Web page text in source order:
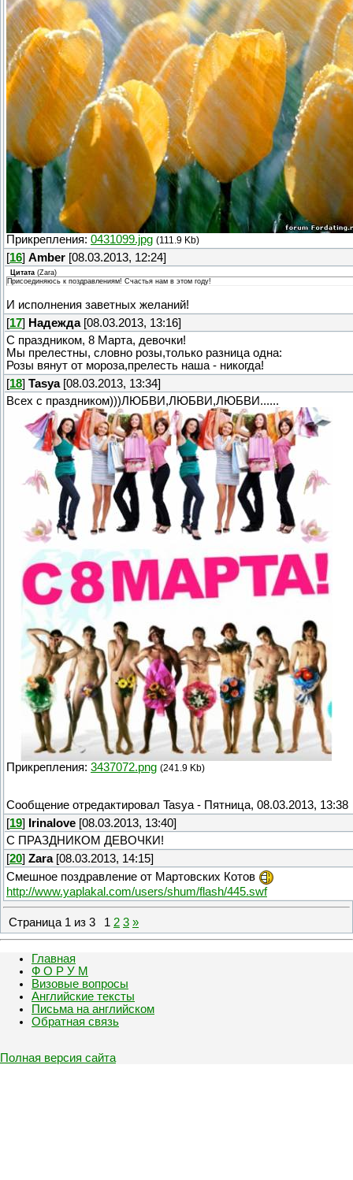
Прикрепления: 0431099.jpg (111.9 Kb)
[16] Amber [08.03.2013, 12:24]
Цитата (Zara)
Присоединяюсь к поздравлениям! Счастья нам в этом году!
И исполнения заветных желаний!
[17] Надежда[08.03.2013, 13:16]
С праздником, 8 Марта, девочки!
Мы прелестны, словно розы,только разница одна:
Розы вянут от мороза,прелесть наша - никогда!
[18] Tasya[08.03.2013, 13:34]
Всех с праздником)))ЛЮБВИ,ЛЮБВИ,ЛЮБВИ......
Прикрепления: 3437072.png (241.9 Kb)
Сообщение отредактировал Tasya - Пятница, 08.03.2013, 13:38
[19] Irinalove [08.03.2013, 13:40]
С ПРАЗДНИКОМ ДЕВОЧКИ!
[20] Zara[08.03.2013, 14:15]
Смешное поздравление от Мартовских Котов
http://www.yaplakal.com/users/shum/flash/445.swf
Страница 1 из 3 1 2 3 »
Главная
Ф О Р У М
Визовые вопросы
Английские тексты
Письма на английском
Обратная связь
Полная версия сайта